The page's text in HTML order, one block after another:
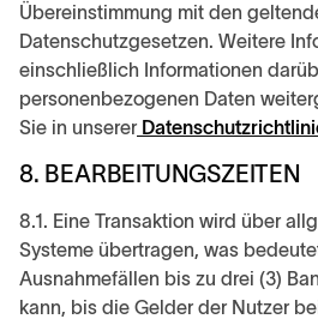
Übereinstimmung mit den
Datenschutzgesetzen. Weitere
einschließlich Informationen
personenbezogenen Daten
Sie in unserer
8. BEARBEITUNGSZEITEN
8.1. Eine Transaktion wird über
Systeme übertragen, was
Ausnahmefällen bis zu drei (3)
kann, bis die Gelder der Nutzer